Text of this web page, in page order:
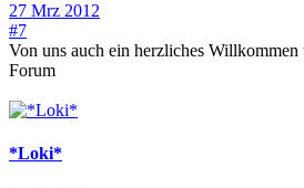
27 Mrz 2012
#7
Von uns auch ein herzliches
Forum
*Loki*